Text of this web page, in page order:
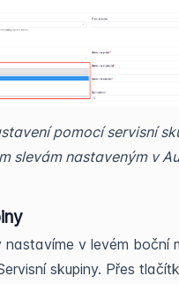
pomocí servisní
slevám nastaveným v
nastavíme v levém boční
skupiny. Přes